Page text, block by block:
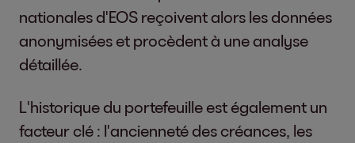
nationales d'EOS reçoivent alors les données
anonymisées et procèdent à une analyse
détaillée.
L'historique du portefeuille est également un
facteur clé : l'ancienneté des créances, les